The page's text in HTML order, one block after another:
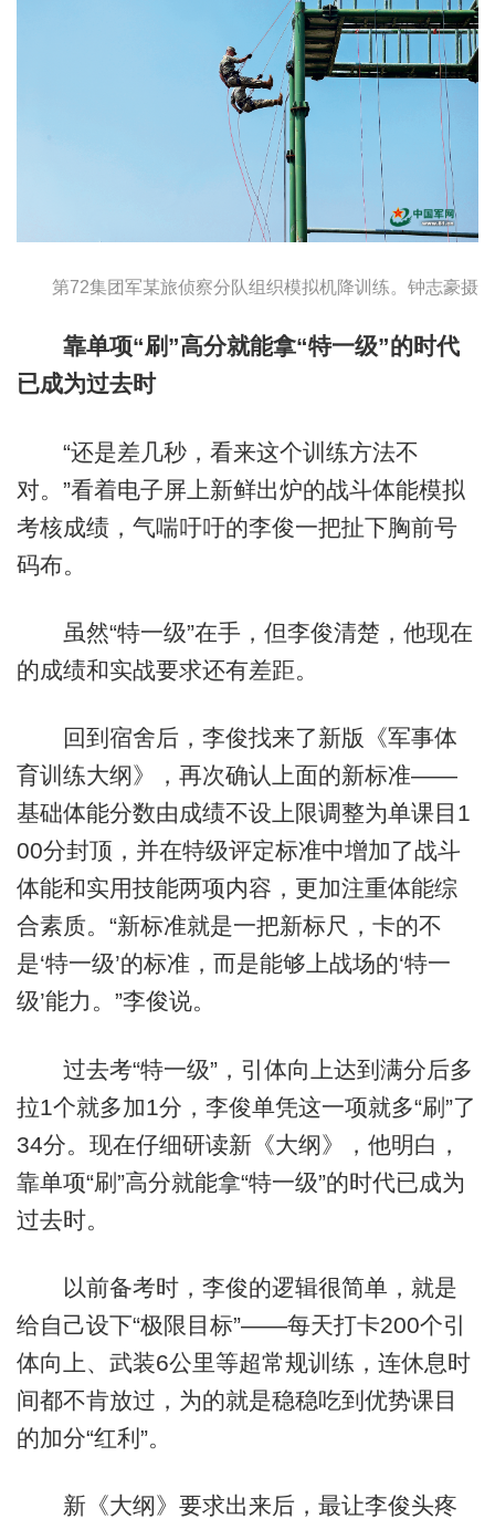
第72集团军某旅侦察分队组织模拟机降训练。钟志豪摄
靠单项“刷”高分就能拿“特一级”的时代
已成为过去时
“还是差几秒，看来这个训练方法不
对。”看着电子屏上新鲜出炉的战斗体能模拟
考核成绩，气喘吁吁的李俊一把扯下胸前号
码布。
虽然“特一级”在手，但李俊清楚，他现在
的成绩和实战要求还有差距。
回到宿舍后，李俊找来了新版《军事体
育训练大纲》，再次确认上面的新标准——
基础体能分数由成绩不设上限调整为单课目1
00分封顶，并在特级评定标准中增加了战斗
体能和实用技能两项内容，更加注重体能综
合素质。“新标准就是一把新标尺，卡的不
是‘特一级’的标准，而是能够上战场的‘特一
级’能力。”李俊说。
过去考“特一级”，引体向上达到满分后多
拉1个就多加1分，李俊单凭这一项就多“刷”了
34分。现在仔细研读新《大纲》，他明白，
靠单项“刷”高分就能拿“特一级”的时代已成为
过去时。
以前备考时，李俊的逻辑很简单，就是
给自己设下“极限目标”——每天打卡200个引
体向上、武装6公里等超常规训练，连休息时
间都不肯放过，为的就是稳稳吃到优势课目
的加分“红利”。
新《大纲》要求出来后，最让李俊头疼